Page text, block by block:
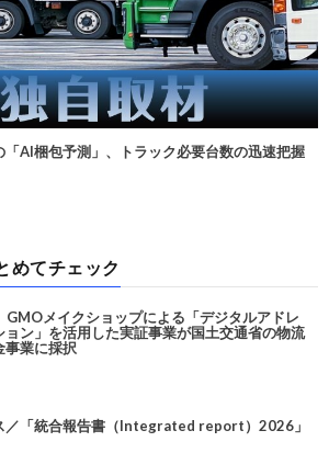
「AI梱包予測」、トラック必要台数の迅速把握
めてチェック
GMOメイクショップによる「デジタルアドレ
ン」を活用した実証事業が国土交通省の物流
事業に採択
／「統合報告書（Integrated report）2026」